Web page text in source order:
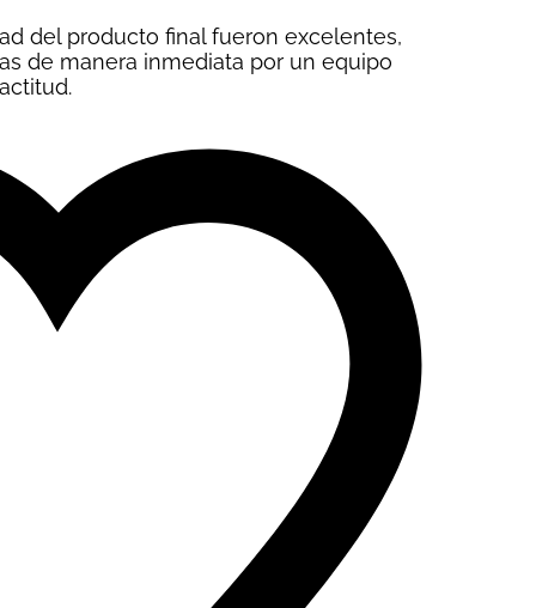
del producto final fueron excelentes,
de manera inmediata por un equipo